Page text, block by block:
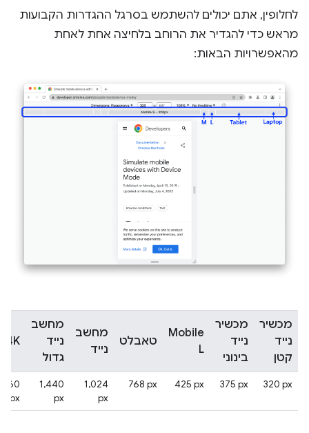
לחלופין, אתם יכולים להשתמש בסרגל ההגדרות הקבועות
מראש כדי להגדיר את הרוחב בלחיצה אחת לאחת
מהאפשרויות הבאות:
מכשיר
נייד
קטן
מכשיר
נייד
בינוני
Mobile
L
טאבלט
מחשב
נייד
מחשב
נייד
גדול
4K
‎320 px
‎375 px
‎425 px
‎768 px
‎1,024
px
‎1,440
px
px